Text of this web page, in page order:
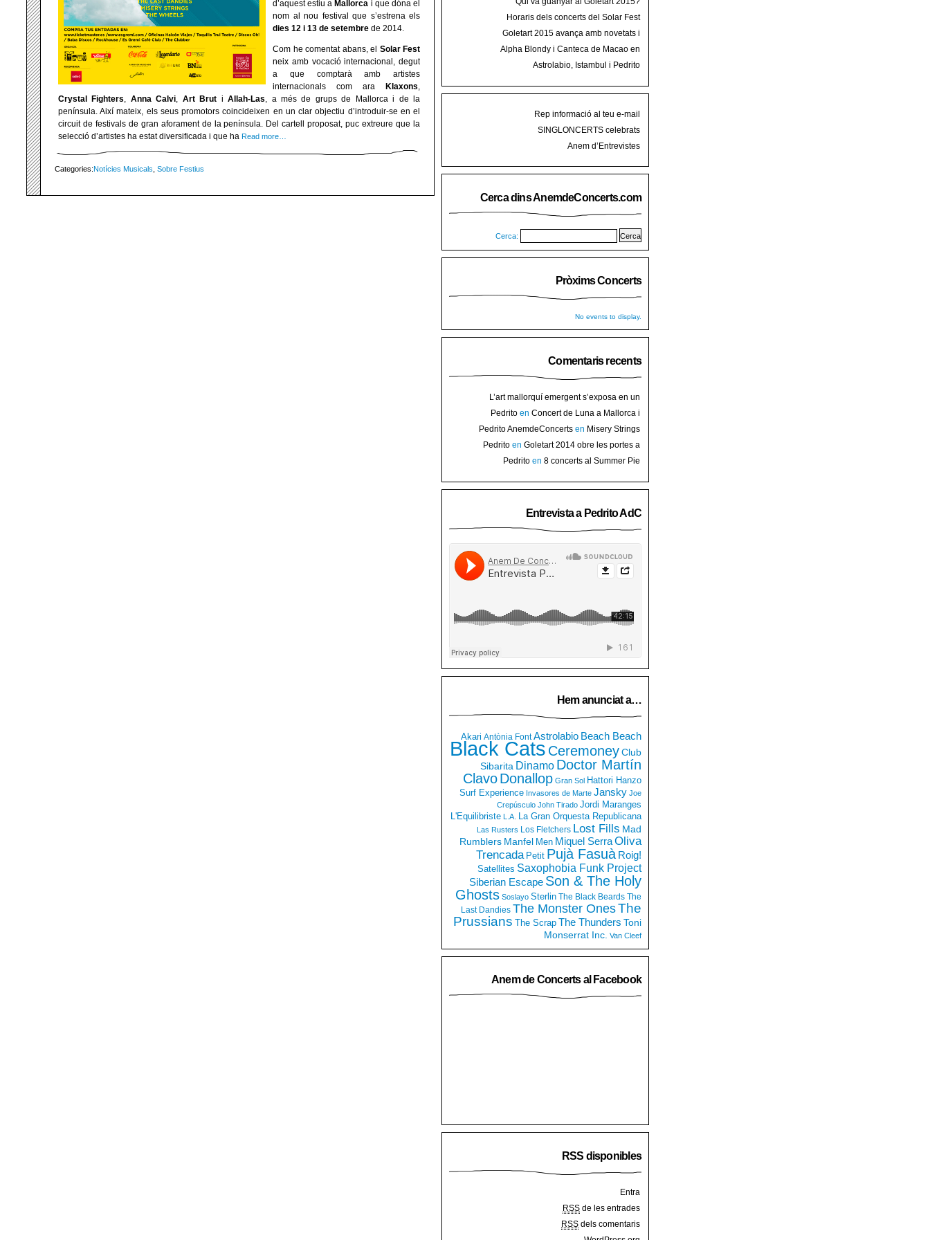
d’aquest estiu a Mallorca i que dóna el
nom al nou festival que s’estrena els
dies 12 i 13 de setembre de 2014.
Com he comentat abans, el Solar Fest
neix amb vocació internacional, degut
a que comptarà amb artistes
internacionals com ara
Klaxons,
Crystal
Fighters, Anna Calvi, Art Brut iAllah-Las, a més de grups de Mallorca i de la
península. Així mateix, els seus promotors coincideixen en un clar objectiu d’introduir-se en el
circuit de festivals de gran aforament de la península. Del cartell proposat, puc extreure que la
selecció d’artistes ha estat diversificada i que ha Read more…
Categories:Notícies Musicals Sobre Festius
Horaris dels concerts del Solar Fest
2015 a Mallorca
Goletart 2015 avança amb novetats i
encetarà la LI Festa des Vermar amb art
Alpha Blondy i Canteca de Macao en
concert al Mallorca Roots Festival
Astrolabio, Istambul i Pedrito
Rep informació al teu e-mail
SINGLONCERTS celebrats
Anem d’Entrevistes
Cerca dins AnemdeConcerts.com
Cerca:
Pròxims Concerts
No events to display.
Comentaris recents
L’art mallorquí emergent s’exposa en un
carrer de Binissalem ⋆ Noticias de hoy
en
Binissalem
Pedrito en Concert de Luna a Mallorca i
sorteig d’entrades
Pedrito AnemdeConcerts en Misery Strings
presenten nou disc al Teatre Mar i Terra de
Pedrito en Goletart 2014 obre les portes a
l’art de Binissalem
Pedrito en 8 concerts al Summer Pie
Entrevista a Pedrito AdC
Hem anunciat a…
Akari Antònia Font Astrolabio Beach Beach
Black Cats CeremoneyClub
Sibarita Dinamo Doctor Martín
ClavoDonallop Gran Sol Hattori Hanzo
Surf Experience Invasores de Marte Jansky Joe
Crepúsculo John Tirado Jordi Maranges
L'Equilibriste L.A. La Gran Orquesta Republicana
Las Rusters Los Fletchers Lost Fills Mad
Rumblers Manfel Men Miquel SerraOliva
Trencada Petit Pujà Fasuà Roig!
Satellites Saxophobia Funk Project
Siberian Escape Son & The Holy
Ghosts Soslayo Sterlin The Black Beards The
Last Dandies The Monster OnesThe
Prussians The Scrap The Thunders Toni
Monserrat Inc. Van Cleef
Anem de Concerts al Facebook
RSS disponibles
Entra
RSS de les entrades
RSS dels comentaris